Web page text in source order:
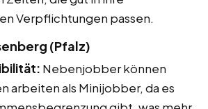
Verpflichtungen passen.
(Pfalz)
Nebenjobber können
arbeiten als Minijobber, da es